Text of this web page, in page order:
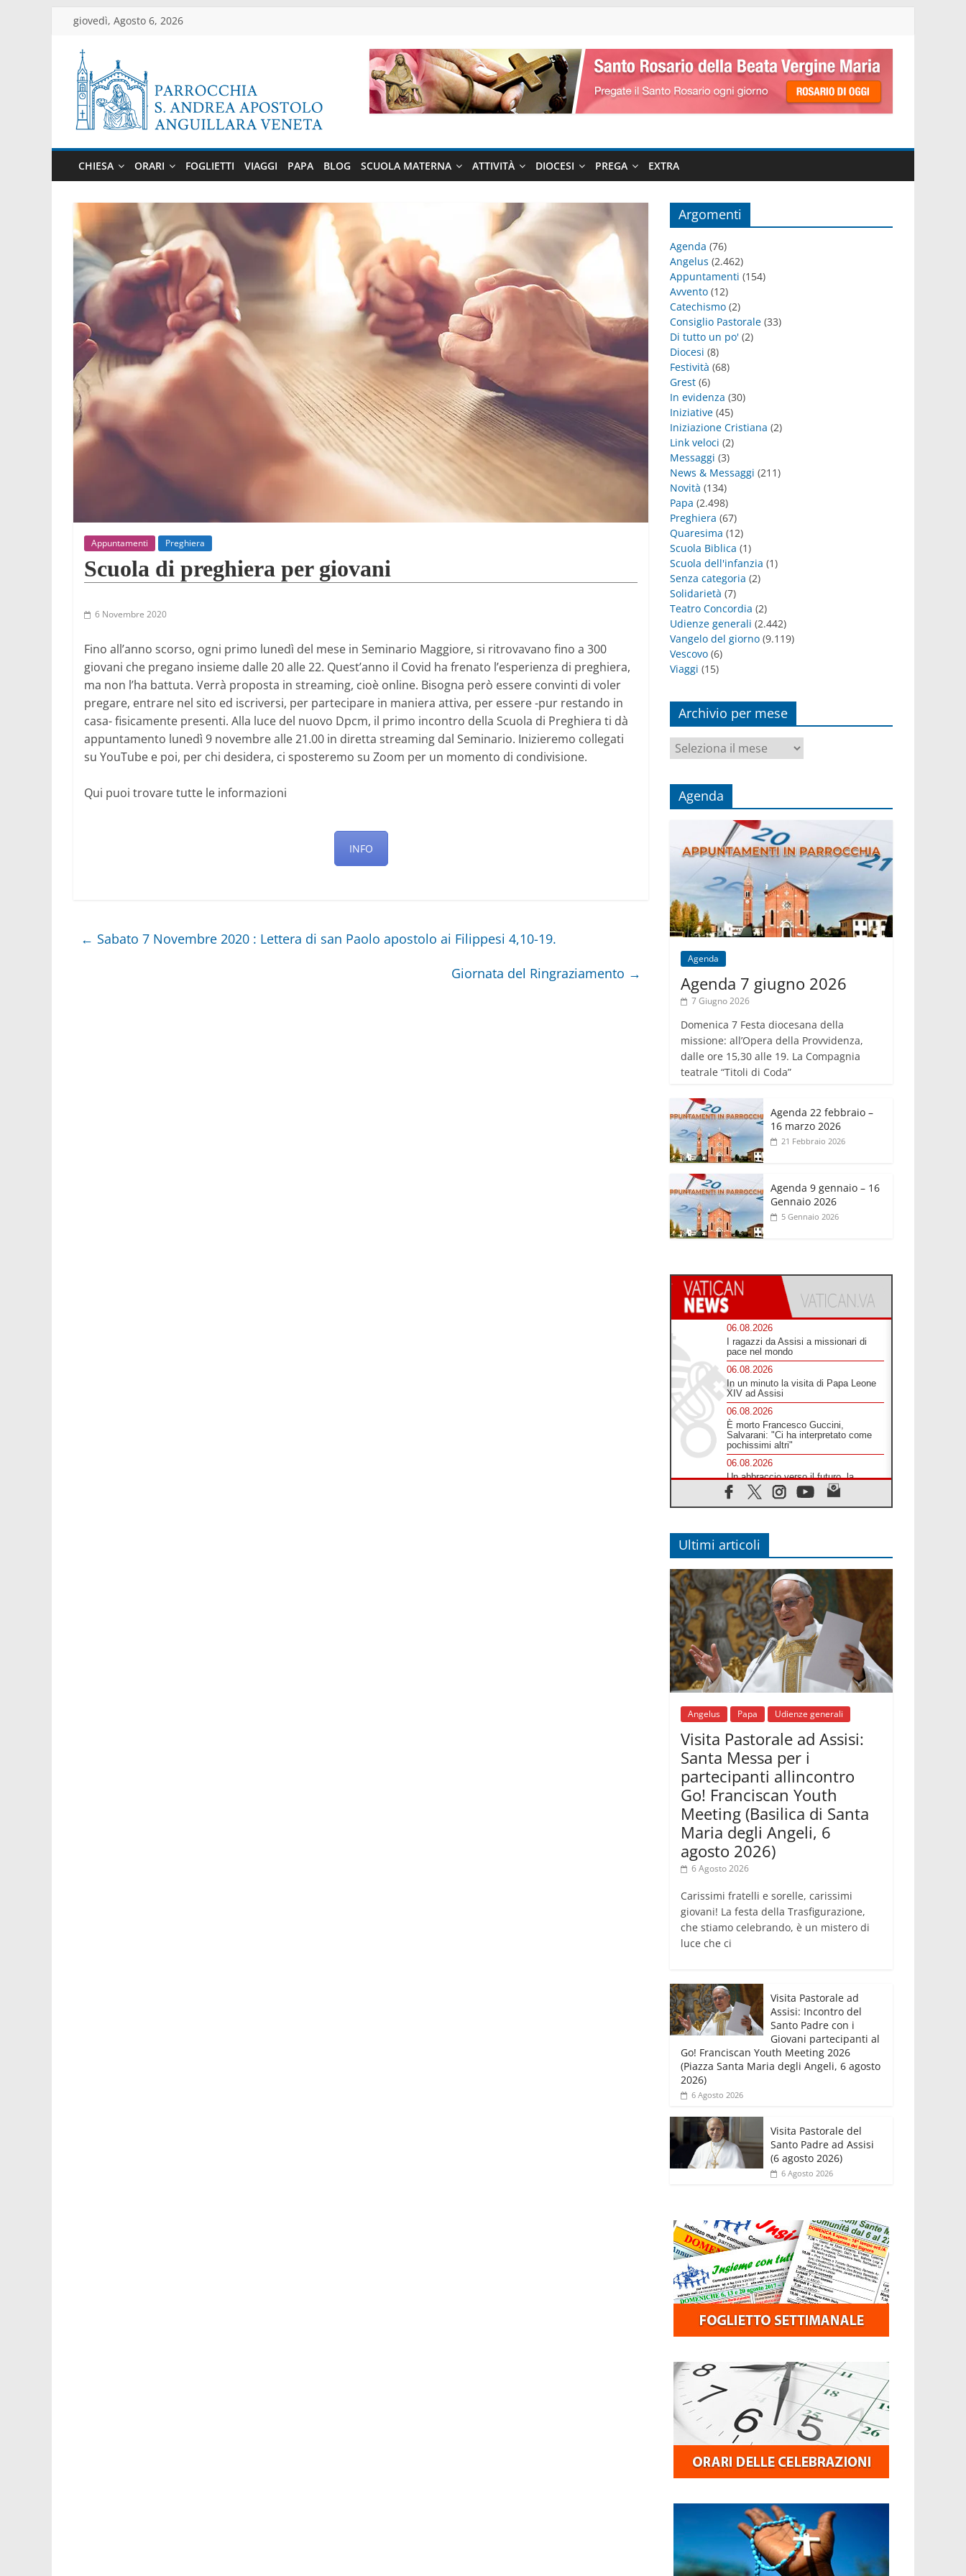
Salta
contenuto
giovedì, Agosto 6, 2026
Parrocchia
di
Anguillara
Veneta
Sito
ufficiale
della
parrocchia
CHIESA ORARI FOGLIETTI VIAGGI PAPA BLOG SCUOLA MATERNA ATTIVITÀ DIOCESI PREGA EXTRA
Appuntamenti Preghiera
Scuola di preghiera per giovani
6 Novembre 2020
Fino all’anno scorso, ogni primo lunedì del mese in Seminario Maggiore, si ritrovavano fino a 300
giovani che pregano insieme dalle 20 alle 22. Quest’anno il Covid ha frenato l’esperienza di preghiera,
ma non l’ha battuta. Verrà proposta in streaming, cioè online. Bisogna però essere convinti di voler
pregare, entrare nel sito ed iscriversi, per partecipare in maniera attiva, per essere -pur restando in
casa- fisicamente presenti. Alla luce del nuovo Dpcm, il primo incontro della Scuola di Preghiera ti dà
appuntamento lunedì 9 novembre alle 21.00 in diretta streaming dal Seminario. Inizieremo collegati
su YouTube e poi, per chi desidera, ci sposteremo su Zoom per un momento di condivisione.
Qui puoi trovare tutte le informazioni
INFO
← Sabato 7 Novembre 2020 : Lettera di san Paolo apostolo ai Filippesi 4,10-19.
Giornata del Ringraziamento →
Argomenti
Agenda (76)
Angelus (2.462)
Appuntamenti (154)
Avvento (12)
Catechismo (2)
Consiglio Pastorale (33)
Di tutto un po' (2)
Diocesi (8)
Festività (68)
Grest (6)
In evidenza (30)
Iniziative (45)
Iniziazione Cristiana (2)
Link veloci (2)
Messaggi (3)
News & Messaggi (211)
Novità (134)
Papa (2.498)
Preghiera (67)
Quaresima (12)
Scuola Biblica (1)
Scuola dell'infanzia (1)
Senza categoria (2)
Solidarietà (7)
Teatro Concordia (2)
Udienze generali (2.442)
Vangelo del giorno (9.119)
Vescovo (6)
Viaggi (15)
Archivio per mese
Archivio
per
Agenda
Agenda
Agenda 7 giugno 2026
7 Giugno 2026
Domenica 7 Festa diocesana della
missione: all’Opera della Provvidenza,
dalle ore 15,30 alle 19. La Compagnia
teatrale “Titoli di Coda”
Agenda 22 febbraio –
16 marzo 2026
21 Febbraio 2026
Agenda 9 gennaio – 16
Gennaio 2026
5 Gennaio 2026
06.08.2026
I ragazzi da Assisi a missionari di
pace nel mondo
06.08.2026
In un minuto la visita di Papa Leone
XIV ad Assisi
06.08.2026
È morto Francesco Guccini,
Salvarani: "Ci ha interpretato come
pochissimi altri"
06.08.2026
Un abbraccio verso il futuro, la
grande festa del Papa e dei giovani
ad Assisi
sentiamo Chiesa"
06.08.2026
Leone XIV: la rivoluzione del Vangelo
abbatte i muri che separano gli esseri
umani
06.08.2026
Fra Marco Vianelli: alla scuola di san
Francesco per imparare il Vangelo
della pace
06.08.2026
Hiroshima, ad 81 anni dalla bomba
resta alto il richiamo al disarmo
mondiale
06.08.2026
Il Papa con i giovani ad Assisi:
costruire la civiltà dell'amore non
delle contrapposizioni
06.08.2026
Hiroshima e Nagasaki, 81 anni dopo.
Al via i "dieci giorni di preghiera per la
pace"
Ultimi articoli
Angelus Papa Udienze generali
Visita Pastorale ad Assisi:
Santa Messa per i
partecipanti allincontro
Go! Franciscan Youth
Meeting (Basilica di Santa
Maria degli Angeli, 6
agosto 2026)
6 Agosto 2026
Carissimi fratelli e sorelle, carissimi
giovani! La festa della Trasfigurazione,
che stiamo celebrando, è un mistero di
luce che ci
Visita Pastorale ad
Assisi: Incontro del
Santo Padre con i
Giovani partecipanti al
Go! Franciscan Youth Meeting 2026
(Piazza Santa Maria degli Angeli, 6 agosto
2026)
6 Agosto 2026
Visita Pastorale del
Santo Padre ad Assisi
(6 agosto 2026)
6 Agosto 2026